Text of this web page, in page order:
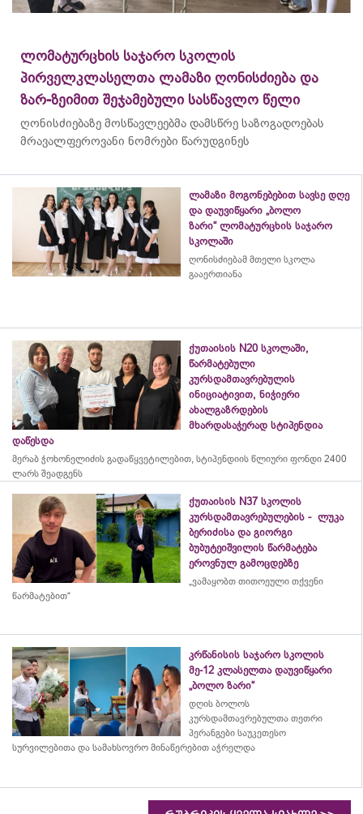
ლომატურცხის საჯარო სკოლის
პირველკლასელთა ლამაზი ღონისძიება და
ზარ-ზეიმით შეჯამებული სასწავლო წელი
ღონისძიებაზე მოსწავლეებმა დამსწრე საზოგადოებას
მრავალფეროვანი ნომრები წარუდგინეს
ლამაზი მოგონებებით სავსე დღე
და დაუვიწყარი „ბოლო
ზარი“ ლომატურცხის საჯარო
სკოლაში
ღონისძიებამ მთელი სკოლა
გააერთიანა
ქუთაისის N20 სკოლაში,
წარმატებული
კურსდამთავრებულის
ინიციატივით, ნიჭიერი
ახალგაზრდების
მხარდასაჭერად სტიპენდია
დაწესდა
მერაბ ჭოხონელიძის გადაწყვეტილებით, სტიპენდიის წლიური ფონდი 2400
ლარს შეადგენს
ქუთაისის N37 სკოლის
კურსდამთავრებულების - ლუკა
ბერიძისა და გიორგი
ბუბუტეიშვილის წარმატება
ეროვნულ გამოცდებზე
„ვამაყობთ თითოეული თქვენი
წარმატებით“
კრწანისის საჯარო სკოლის
მე-12 კლასელთა დაუვიწყარი
„ბოლო ზარი“
დღის ბოლოს
კურსდამთავრებულთა თეთრი
პერანგები საუკეთესო
სურვილებითა და სამახსოვრო მინაწერებით აჭრელდა